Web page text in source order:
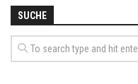
SUCHE